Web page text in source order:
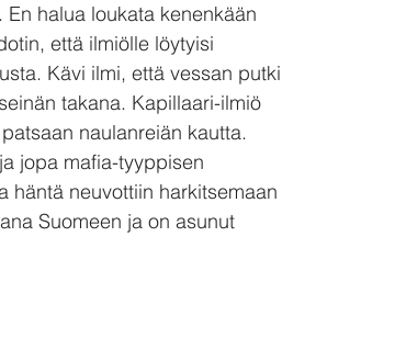
halua loukata kenenkään
että ilmiölle löytyisi
Kävi ilmi, että vessan putki
takana. Kapillaari-ilmiö
naulanreiän kautta.
jopa mafia-tyyppisen
häntä neuvottiin harkitsemaan
Suomeen ja on asunut